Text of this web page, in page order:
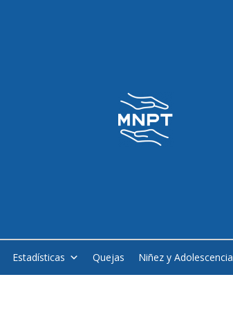
Estadísticas Quejas Niñez y Adolescencia